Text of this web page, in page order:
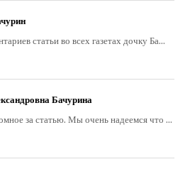
статьи во всех газетах дочку Ба...
Бачурина
за статью. Мы очень надеемся что ...